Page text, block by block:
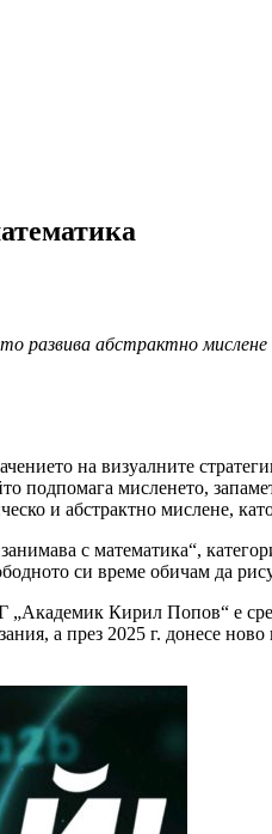
развива абстрактно
на визуалните
подпомага мисленето,
и абстрактно мислене,
с математика“,
си време обичам да
Кирил Попов“ е
a през 2025 г. донесе